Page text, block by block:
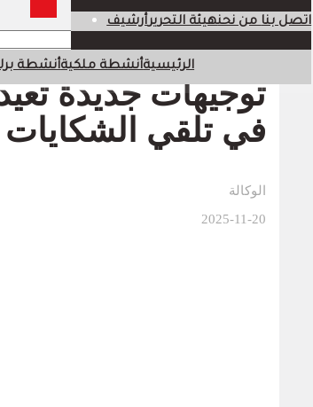
اتصل بنامن نحنهيئة التحريرأرشيف
الرئيسيةأنشطة ملكيةأنشطة
توجيهات جديدة
في تلقي الشكايات
الوكالة
2025-11-20